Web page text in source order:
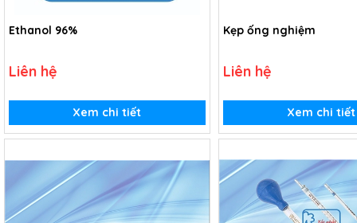
Ethanol 96%
Liên hệ
Xem chi tiết
Kẹp ống nghiệm
Liên hệ
Xem chi tiết